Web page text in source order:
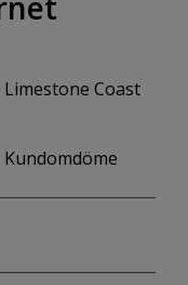
Coast
Kundomdöme